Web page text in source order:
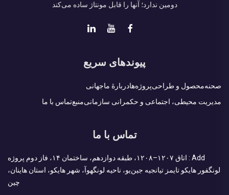
دومین ندارد؛ آنها را قابل مونتاژ ساده می‌کند
پیوندهای سریع
صحنهمحصول و طراحیپروژه‌هادربارهٔ ماجهانی
مدیریت محیطی، اجتماعی و حکمرانی سازمانیمنبعتماس با ما
تماس با ما
Add : اتاق ۱۲۰۷–۱۲۰۸، طبقه دوازدهم، ساختمان ۱۴، فاز دوم پروژه
لونگفور هایکو تایمز تیانجیه جین‌یو، ناحیه لونگهوآ، شهر هایکو، استان هاینان،
چین